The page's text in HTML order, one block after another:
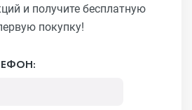
и получите бесплатную
покупку!